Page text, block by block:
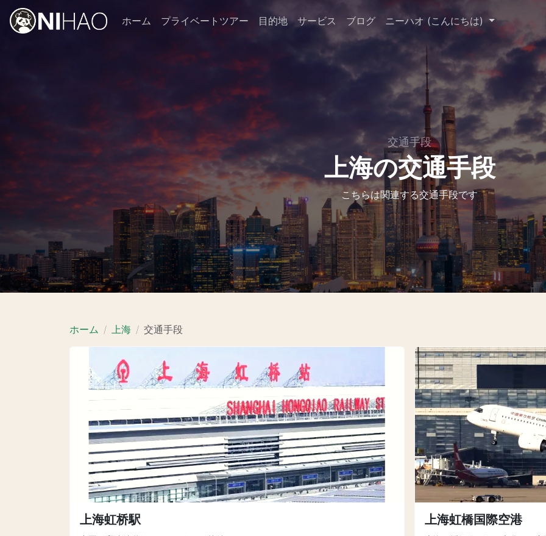
ホーム プライベートツアー 目的地 サービス ブログ ニーハオ (こんにちは)
交通手段
上海の交通手段
こちらは関連する交通手段です
ホーム 上海 交通手段
上海虹桥駅 上海虹橋国際空港